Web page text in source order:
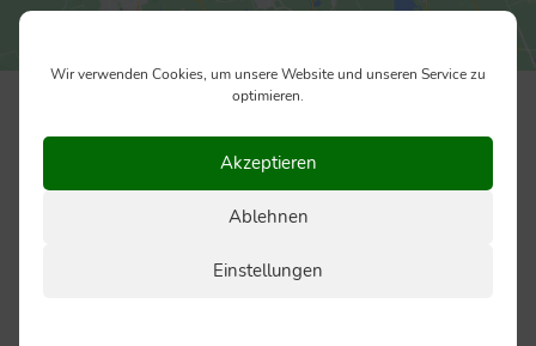
Wir verwenden Cookies, um unsere Website und unseren Service zu
optimieren.
Akzeptieren
Ablehnen
Einstellungen